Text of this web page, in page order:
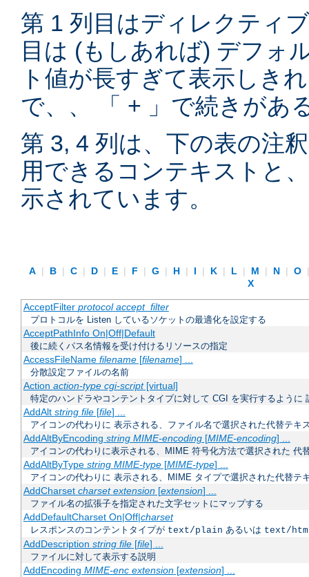
第 1 列目はディレクティ
目は (もしあれば) デフォ
ト値が長すぎて表示しき
で、、 「 + 」で続きがあ
第 3, 4 列は、下の表の注
用できるコンテキストと
示されています。
A | B | C | D | E | F | G | H | I | K | L | M | N | O
X
AcceptFilter protocol accept_filter
プロトコルを Listen しているソケットの最適化を設定する
AcceptPathInfo On|Off|Default
後に続くパス名情報を受け付けるリソースの指定
AccessFileName filename[filename] ...
分散設定ファイルの名前
Action action-type cgi-script[virtual]
特定のハンドラやコンテントタイプに対して CGI を実行するように
AddAlt string file[file] ...
アイコンの代わりに 表示される、ファイル名で選択された代替テキ
AddAltByEncoding string MIME-encoding[MIME-encoding] ...
アイコンの代わりに表示される、MIME 符号化方法で選択された 代
AddAltByType string MIME-type[MIME-type] ...
アイコンの代わりに 表示される、MIME タイプで選択された代替テ
AddCharset charset extension[extension] ...
ファイル名の拡張子を指定された文字セットにマップする
AddDefaultCharset On|Off|charset
レスポンスのコンテントタイプが text/plain あるいは text/
AddDescription string file[file] ...
ファイルに対して表示する説明
AddEncoding MIME-enc extension[extension] ...